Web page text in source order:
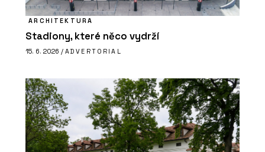
ARCHITEKTURA
Stadiony, které něco vydrží
15. 6. 2026 / ADVERTORIAL